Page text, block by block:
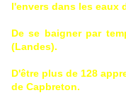
l'envers dans les eaux
De se baigner par
(Landes).
D'être plus de 128
de Capbreton.